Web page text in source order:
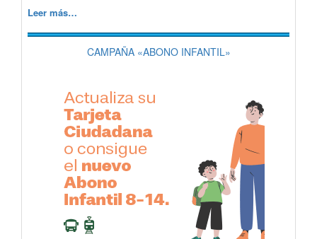
Leer más…
CAMPAÑA «ABONO INFANTIL»